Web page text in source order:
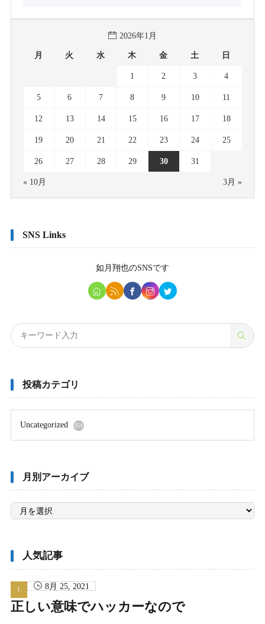
2026年1月
月 火 水 木 金 土 日
1 2 3 4
5 6 7 8 9 10 11
12 13 14 15 16 17 18
19 20 21 22 23 24 25
26 27 28 29 30 31
« 10月 3月 »
SNS Links
如月翔也のSNSです
投稿カテゴリ
Uncategorized 354
月別アーカイブ
月
ア
ブ
人気記事
8月 25, 2021
正しい意味でハッカーなので